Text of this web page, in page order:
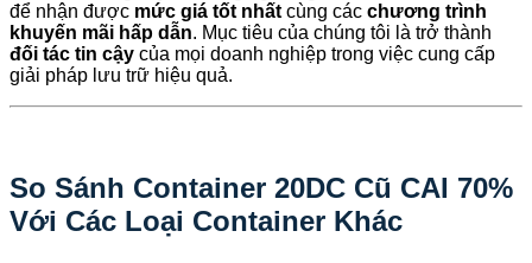
để nhận được mức giá tốt nhất cùng các chương trình
khuyến mãi hấp dẫn. Mục tiêu của chúng tôi là trở thành
đối tác tin cậy của mọi doanh nghiệp trong việc cung cấp
giải pháp lưu trữ hiệu quả.
So Sánh Container 20DC Cũ CAI 70%
Với Các Loại Container Khác